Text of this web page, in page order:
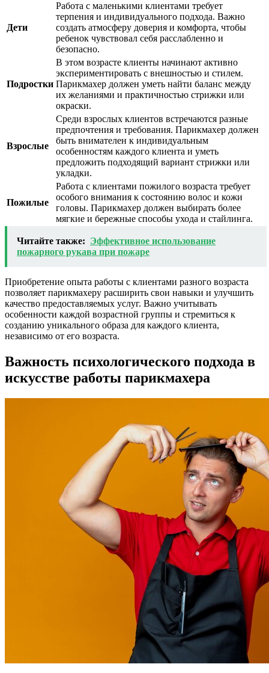
Дети
Работа с маленькими клиентами требует
терпения и индивидуального подхода. Важно
создать атмосферу доверия и комфорта, чтобы
ребенок чувствовал себя расслабленно и
безопасно.
Подростки
В этом возрасте клиенты начинают активно
экспериментировать с внешностью и стилем.
Парикмахер должен уметь найти баланс между
их желаниями и практичностью стрижки или
окраски.
Взрослые
Среди взрослых клиентов встречаются разные
предпочтения и требования. Парикмахер должен
быть внимателен к индивидуальным
особенностям каждого клиента и уметь
предложить подходящий вариант стрижки или
укладки.
Пожилые
Работа с клиентами пожилого возраста требует
особого внимания к состоянию волос и кожи
головы. Парикмахер должен выбирать более
мягкие и бережные способы ухода и стайлинга.
Читайте также: Эффективное использование
пожарного рукава при пожаре
Приобретение опыта работы с клиентами разного возраста
позволяет парикмахеру расширить свои навыки и улучшить
качество предоставляемых услуг. Важно учитывать
особенности каждой возрастной группы и стремиться к
созданию уникального образа для каждого клиента,
независимо от его возраста.
Важность психологического подхода в
искусстве работы парикмахера